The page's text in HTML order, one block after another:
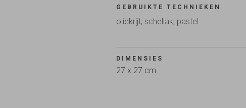
GEBRUIKTE TECHNIEKEN
oliekrijt, schellak, pastel
DIMENSIES
27 x 27 cm